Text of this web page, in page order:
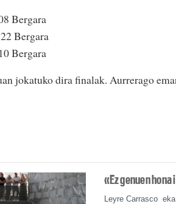
Bergara
Bergara
Bergara
jokatuko dira finalak. Aurrerago
«Ez genuen
Leyre Carrasco eka